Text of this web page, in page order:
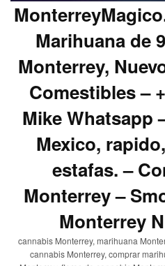
Marihuana de
Monterrey,
Comestibles –
Mike Whatsapp
Mexico,
estafas. –
Monterrey –
Monterrey
cannabis Monterrey, marihuana
cannabis Monterrey, comprar